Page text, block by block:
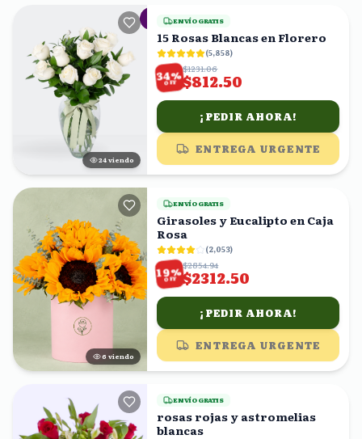
23 viendo
ENVÍO GRATIS
15 Rosas Blancas en Florero
(5,858)
34%
OFF
$1231.06
$812.50
¡PEDIR AHORA!
ENTREGA URGENTE
7 viendo
ENVÍO GRATIS
Girasoles y Eucalipto en Caja
Rosa
(2,053)
19%
OFF
$2854.94
$2312.50
¡PEDIR AHORA!
ENTREGA URGENTE
ENVÍO GRATIS
rosas rojas y astromelias
blancas